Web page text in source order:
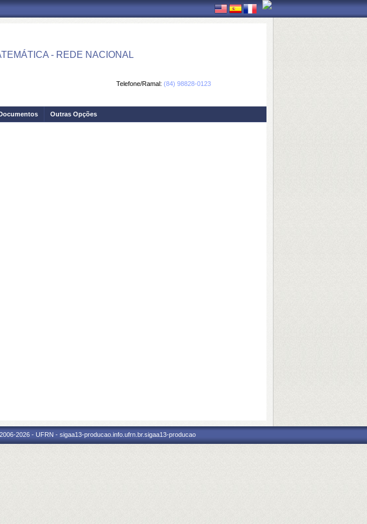
- REDE NACIONAL
Telefone/Ramal: (84) 98828-0123
Outras Opções
2026 - UFRN - sigaa13-producao.info.ufrn.br.sigaa13-producao